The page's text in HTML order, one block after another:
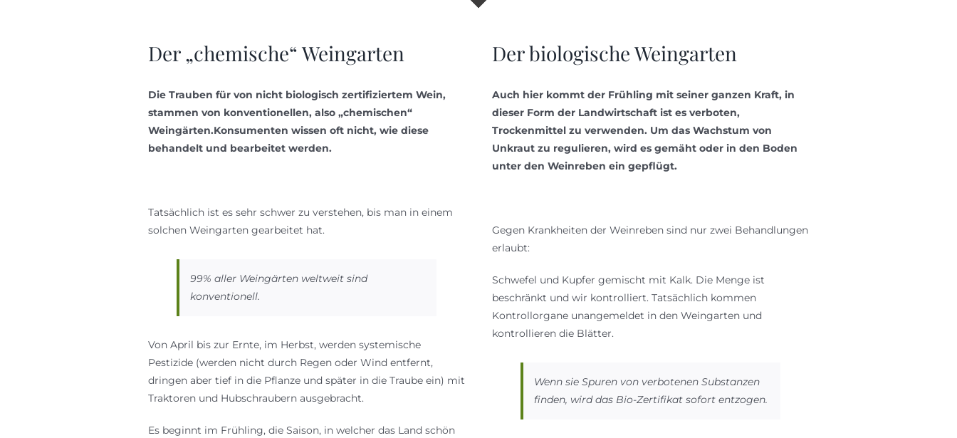
Der „chemische“ Weingarten
Die Trauben für von nicht biologisch zertifiziertem Wein,
stammen von konventionellen, also „chemischen“
Weingärten.Konsumenten wissen oft nicht, wie diese
behandelt und bearbeitet werden.
Tatsächlich ist es sehr schwer zu verstehen, bis man in einem
solchen Weingarten gearbeitet hat.
99% aller Weingärten weltweit sind
konventionell.
Von April bis zur Ernte, im Herbst, werden systemische
Pestizide (werden nicht durch Regen oder Wind entfernt,
dringen aber tief in die Pflanze und später in die Traube ein) mit
Traktoren und Hubschraubern ausgebracht.
Es beginnt im Frühling, die Saison, in welcher das Land schön
Der biologische Weingarten
Auch hier kommt der Frühling mit seiner ganzen Kraft, in
dieser Form der Landwirtschaft ist es verboten,
Trockenmittel zu verwenden. Um das Wachstum von
Unkraut zu regulieren, wird es gemäht oder in den Boden
unter den Weinreben ein gepflügt.
Gegen Krankheiten der Weinreben sind nur zwei Behandlungen
erlaubt:
Schwefel und Kupfer gemischt mit Kalk. Die Menge ist
beschränkt und wir kontrolliert. Tatsächlich kommen
Kontrollorgane unangemeldet in den Weingarten und
kontrollieren die Blätter.
Wenn sie Spuren von verbotenen Substanzen
finden, wird das Bio-Zertifikat sofort entzogen.